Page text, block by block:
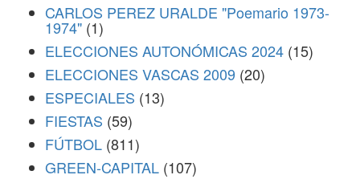
CARLOS PEREZ URALDE "Poemario 1973-
1974" (1)
ELECCIONES AUTONÓMICAS 2024 (15)
ELECCIONES VASCAS 2009 (20)
ESPECIALES (13)
FIESTAS (59)
FÚTBOL (811)
GREEN-CAPITAL (107)